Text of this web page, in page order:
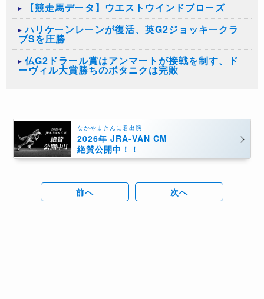
【競走馬データ】ウエストウインドブローズ
ハリケーンレーンが復活、英G2ジョッキークラ
ブSを圧勝
仏G2ドラール賞はアンマートが接戦を制す、ド
ーヴィル大賞勝ちのボタニクは完敗
なかやまきんに君出演
2026年 JRA-VAN CM
絶賛公開中！！
前へ 次へ